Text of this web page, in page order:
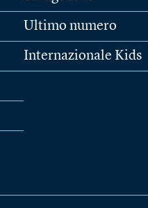
Ultimo numero
Internazionale Kids